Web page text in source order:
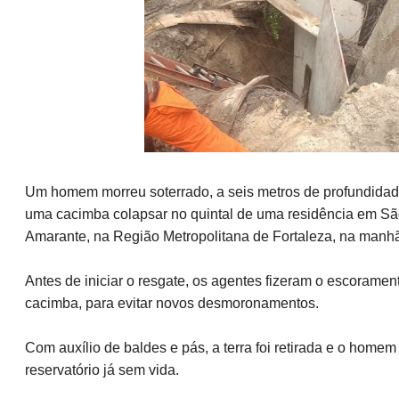
Um homem morreu soterrado, a seis metros de
uma cacimba colapsar no quintal de uma residência em
Amarante, na Região Metropolitana de Fortaleza, na
Antes de iniciar o resgate, os agentes fizeram o
cacimba, para evitar novos desmoronamentos.
Com auxílio de baldes e pás, a terra foi retirada e o
reservatório já sem vida.